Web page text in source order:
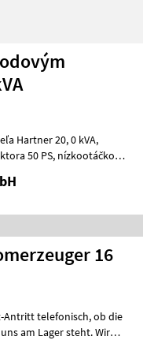
Hartner 20, 0 kVA,
16
am Lager steht. Wir